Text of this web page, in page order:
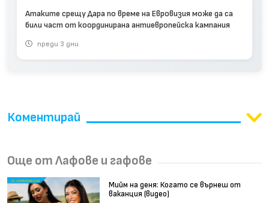
Атаките срещу Дара по време на Евровизия може да са
били част от координирана антиевропейска кампания
преди 3 дни
Коментирай
Още от Лафове и гафове
Мийм на деня: Когато се върнеш от
ваканция (видео)